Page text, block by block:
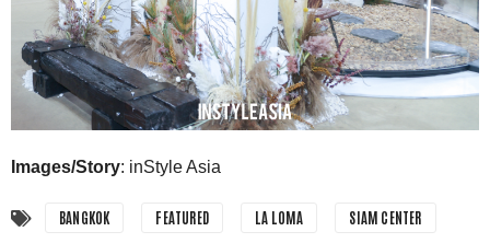
Images/Story: inStyle Asia
BANGKOK FEATURED LA LOMA SIAM CENTER